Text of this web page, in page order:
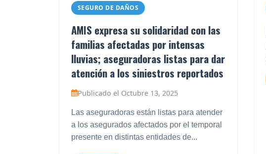
SEGURO DE DAÑOS
AMIS expresa su solidaridad con las
familias afectadas por intensas
lluvias; aseguradoras listas para dar
atención a los siniestros reportados
Publicado el Octubre 13, 2025
Las aseguradoras están listas para atender
a los asegurados afectados por el temporal
presente en distintas entidades de...